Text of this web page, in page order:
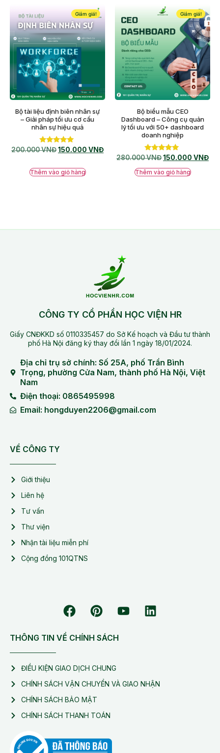
Giảm giá!
Bộ tài liệu định biên nhân sự
– Giải pháp tối ưu cơ cấu
nhân sự hiệu quả
Được xếp
hạng
5 sao
200.000VNĐ150.000 VNĐ
Thêm vào giỏ hàng
Giảm giá!
Bộ biểu mẫu CEO
Dashboard – Công cụ quản
lý tối ưu với 50+ dashboard
doanh nghiệp
Được xếp
hạng
5.00
5 sao
280.000VNĐ150.000 VNĐ
Thêm vào giỏ hàng
CÔNG TY CỔ PHẦN HỌC VIỆN HR
Giấy CNĐKKD số 0110335457 do Sở Kế hoạch và Đầu tư thành
phố Hà Nội đăng ký thay đổi lần 1 ngày 18/01/2024.
Địa chỉ trụ sở chính: Số 25A, phố Trần Bình
Trọng, phường Cửa Nam, thành phố Hà Nội, Việt
Nam
Điện thoại: 0865495998
Email: hongduyen2206@gmail.com
VỀ CÔNG TY
Giới thiệu
Liên hệ
Tư vấn
Thư viện
Nhận tài liệu miễn phí
Cộng đồng 101QTNS
THÔNG TIN VỀ CHÍNH SÁCH
ĐIỀU KIỆN GIAO DỊCH CHUNG
CHÍNH SÁCH VẬN CHUYỂN VÀ GIAO NHẬN
CHÍNH SÁCH BẢO MẬT
CHÍNH SÁCH THANH TOÁN